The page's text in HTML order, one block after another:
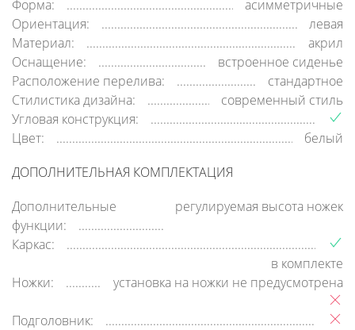
Форма:
асимметричные
Ориентация:
левая
Материал:
акрил
Оснащение:
встроенное сиденье
Расположение перелива:
стандартное
Стилистика дизайна:
современный стиль
Угловая конструкция:
Цвет:
белый
ДОПОЛНИТЕЛЬНАЯ КОМПЛЕКТАЦИЯ
Дополнительные
функции:
регулируемая высота ножек
Каркас:
в комплекте
Ножки:
установка на ножки не предусмотрена
Подголовник: